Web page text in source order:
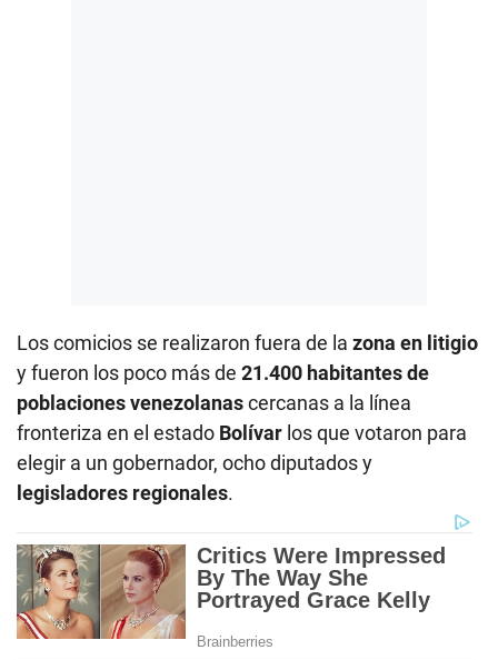
Los comicios se realizaron fuera de la zona en litigio
y fueron los poco más de 21.400 habitantes de
poblaciones venezolanascercanas a la línea
fronteriza en el estado Bolívar los que votaron para
elegir a un gobernador, ocho diputados y
legisladores regionales.